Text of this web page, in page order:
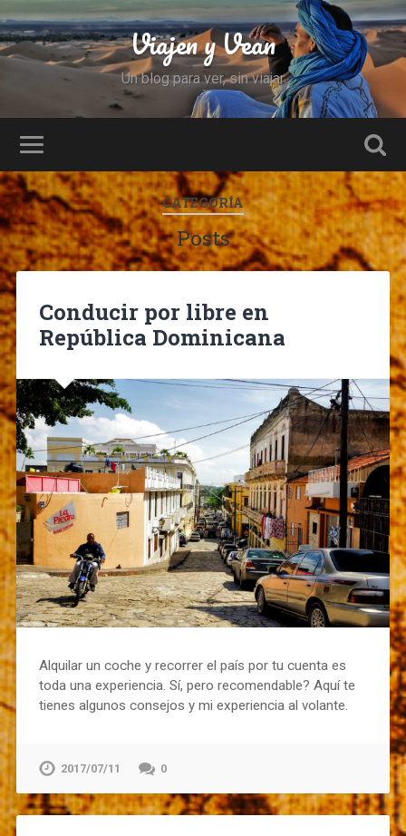
Viajen y Vean
Un blog para ver, sin viajar
CATEGORÍA
Posts
Conducir por libre en
República Dominicana
Alquilar un coche y recorrer el país por tu cuenta es
toda una experiencia. Sí, pero recomendable? Aquí te
tienes algunos consejos y mi experiencia al volante.
2017/07/11 0